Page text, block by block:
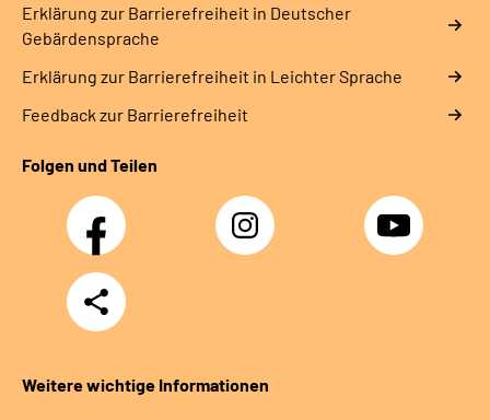
Erklärung zur Barrierefreiheit in Deutscher
Gebärdensprache
Erklärung zur Barrierefreiheit in Leichter Sprache
Feedback zur Barrierefreiheit
Folgen und Teilen
Facebook Instagram YouTube
Teilen
Weitere wichtige Informationen